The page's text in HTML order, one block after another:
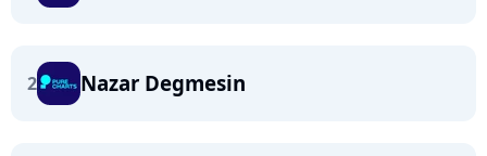
2 Nazar Degmesin